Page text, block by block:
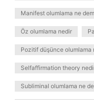
Manifest olumlama ne
Öz olumlama nedir
Pozitif düşünce olumlama
Selfaffirmation theory
Subliminal olumlama ne